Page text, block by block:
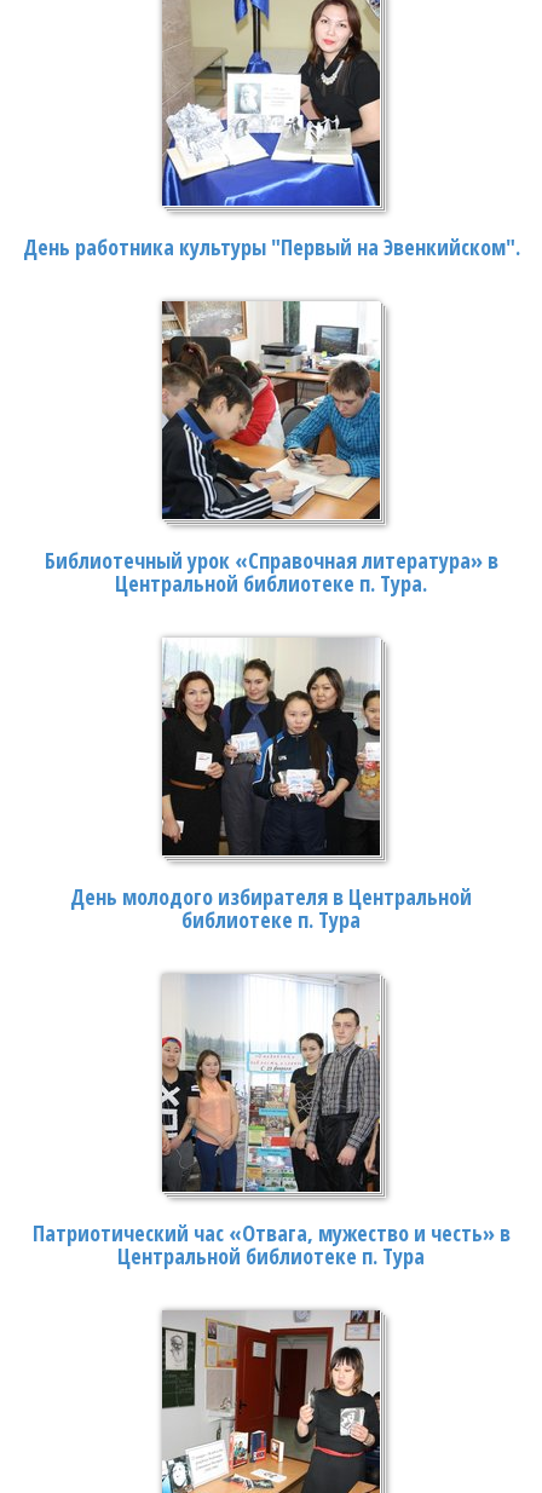
День работника культуры "Первый на Эвенкийском".
Библиотечный урок «Справочная литература» в
Центральной библиотеке п. Тура.
День молодого избирателя в Центральной
библиотеке п. Тура
Патриотический час «Отвага, мужество и честь» в
Центральной библиотеке п. Тура